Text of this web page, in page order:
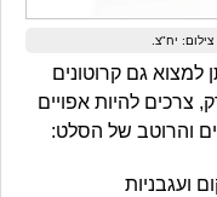
יח"צ.
גם קרוטונים
צרכים להיות אפויים
והרוטב של הסלט:
ועגבניות